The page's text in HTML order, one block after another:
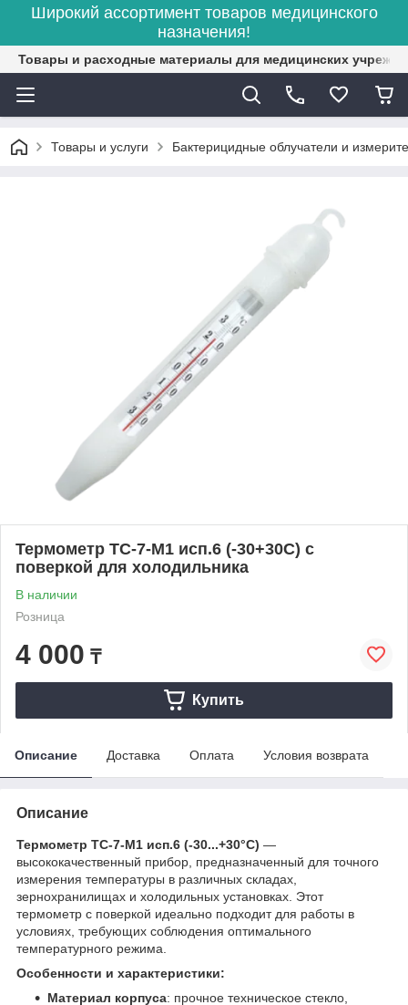
Широкий ассортимент товаров медицинского
назначения!
Товары и расходные материалы для медицинских
Товары и услуги Бактерицидные облучатели и
Термометр ТС-7-М1 исп.6 (-30+30С) с
поверкой для холодильника
В наличии
Розница
4 000 ₸
Купить
Описание Доставка Оплата Условия возврата
Описание
Термометр ТС-7-М1 исп.6 (-30...+30°C) —
высококачественный прибор, предназначенный для точного
измерения температуры в различных складах,
зернохранилищах и холодильных установках. Этот
термометр с поверкой идеально подходит для работы в
условиях, требующих соблюдения оптимального
температурного режима.
Особенности и характеристики:
Материал корпуса: прочное техническое стекло,